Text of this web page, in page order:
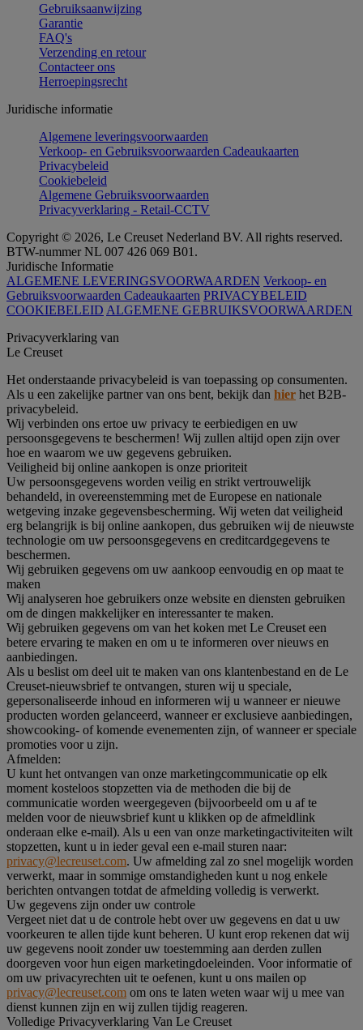
Gebruiksaanwijzing
Garantie
FAQ's
Verzending en retour
Contacteer ons
Herroepingsrecht
Juridische informatie
Algemene leveringsvoorwaarden
Verkoop- en Gebruiksvoorwaarden Cadeaukaarten
Privacybeleid
Cookiebeleid
Algemene Gebruiksvoorwaarden
Privacyverklaring - Retail-CCTV
Copyright © 2026, Le Creuset Nederland BV. All rights reserved.
BTW-nummer NL 007 426 069 B01.
Juridische Informatie
ALGEMENE LEVERINGSVOORWAARDEN Verkoop- en
Gebruiksvoorwaarden Cadeaukaarten PRIVACYBELEID
COOKIEBELEID ALGEMENE GEBRUIKSVOORWAARDEN
Privacyverklaring van
Le Creuset
Het onderstaande privacybeleid is van toepassing op consumenten.
Als u een zakelijke partner van ons bent, bekijk dan hier het B2B-
privacybeleid.
Wij verbinden ons ertoe uw privacy te eerbiedigen en uw
persoonsgegevens te beschermen! Wij zullen altijd open zijn over
hoe en waarom we uw gegevens gebruiken.
Veiligheid bij online aankopen is onze prioriteit
Uw persoonsgegevens worden veilig en strikt vertrouwelijk
behandeld, in overeenstemming met de Europese en nationale
wetgeving inzake gegevensbescherming. Wij weten dat veiligheid
erg belangrijk is bij online aankopen, dus gebruiken wij de nieuwste
technologie om uw persoonsgegevens en creditcardgegevens te
beschermen.
Wij gebruiken gegevens om uw aankoop eenvoudig en op maat te
maken
Wij analyseren hoe gebruikers onze website en diensten gebruiken
om de dingen makkelijker en interessanter te maken.
Wij gebruiken gegevens om van het koken met Le Creuset een
betere ervaring te maken en om u te informeren over nieuws en
aanbiedingen.
Als u beslist om deel uit te maken van ons klantenbestand en de Le
Creuset-nieuwsbrief te ontvangen, sturen wij u speciale,
gepersonaliseerde inhoud en informeren wij u wanneer er nieuwe
producten worden gelanceerd, wanneer er exclusieve aanbiedingen,
showcooking- of komende evenementen zijn, of wanneer er speciale
promoties voor u zijn.
Afmelden:
U kunt het ontvangen van onze marketingcommunicatie op elk
moment kosteloos stopzetten via de methoden die bij de
communicatie worden weergegeven (bijvoorbeeld om u af te
melden voor de nieuwsbrief kunt u klikken op de afmeldlink
onderaan elke e-mail). Als u een van onze marketingactiviteiten wilt
stopzetten, kunt u in ieder geval een e-mail sturen naar:
privacy@lecreuset.com. Uw afmelding zal zo snel mogelijk worden
verwerkt, maar in sommige omstandigheden kunt u nog enkele
berichten ontvangen totdat de afmelding volledig is verwerkt.
Uw gegevens zijn onder uw controle
Vergeet niet dat u de controle hebt over uw gegevens en dat u uw
voorkeuren te allen tijde kunt beheren. U kunt erop rekenen dat wij
uw gegevens nooit zonder uw toestemming aan derden zullen
doorgeven voor hun eigen marketingdoeleinden. Voor informatie of
om uw privacyrechten uit te oefenen, kunt u ons mailen op
privacy@lecreuset.com om ons te laten weten waar wij u mee van
dienst kunnen zijn en wij zullen tijdig reageren.
Volledige Privacyverklaring Van Le Creuset